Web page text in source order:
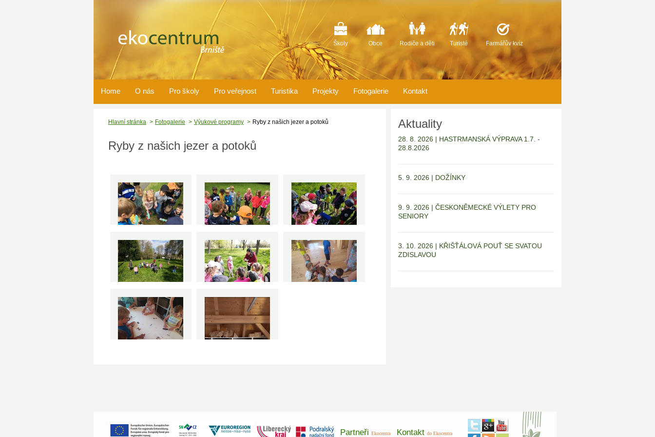
Školy Obce Rodiče a děti Turisté Farmářův kvíz
Home O nás Pro školy Pro veřejnost Turistika Projekty Fotogalerie Kontakt
Hlavní stránka Fotogalerie Výukové programy Ryby z našich jezer a potoků
Ryby z našich jezer a potoků
Aktuality
28. 8. 2026 | HASTRMANSKÁ VÝPRAVA 1.7. -
28.8.2026
5. 9. 2026 | DOŽÍNKY
9. 9. 2026 | ČESKONĚMECKÉ VÝLETY PRO
SENIORY
3. 10. 2026 | KŘIŠŤÁLOVÁ POUŤ SE SVATOU
ZDISLAVOU
Partneři Ekocentra Kontakt do Ekocentra